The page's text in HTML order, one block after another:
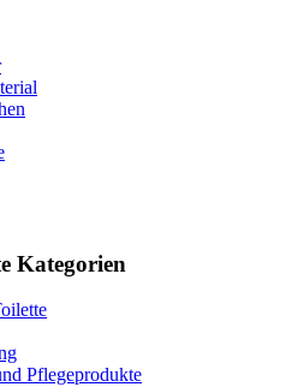
Kategorien
Pflegeprodukte